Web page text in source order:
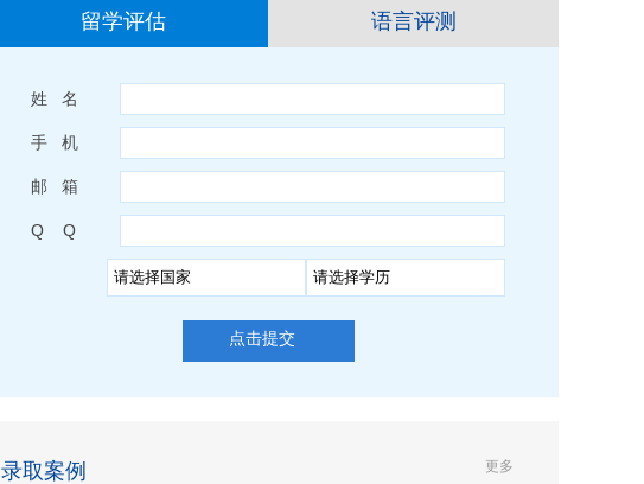
留学评估 语言评测
姓 名
手 机
邮 箱
Q Q
点击提交
录取案例 更多